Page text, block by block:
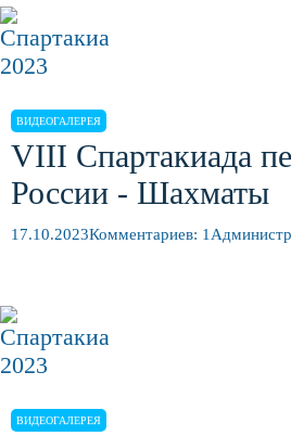
ВИДЕОГАЛЕРЕЯ
VIII Спартакиада
России - Шахматы
17.10.2023Комментариев: 1
ВИДЕОГАЛЕРЕЯ